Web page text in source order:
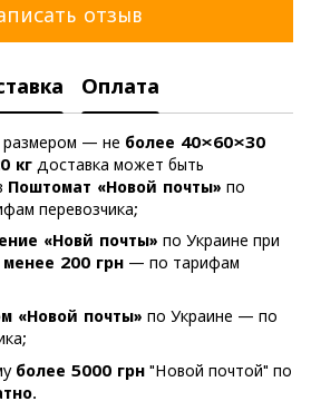
отзыв
Оплата
размером — не более 40×60×30
кг доставка может быть
Поштомат «Новой почты» по
перевозчика;
«Новй почты» по Украине при
менее 200 грн — по тарифам
«Новой почты» по Украине — по
более 5000 грн "Новой почтой" по
.